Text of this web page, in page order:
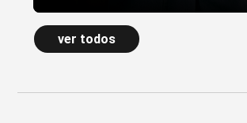
Alfaiataria leve, tule estampado, pied
de poule e acessórios com pedras
naturais dão forma à nova Special
Edition
ver todos